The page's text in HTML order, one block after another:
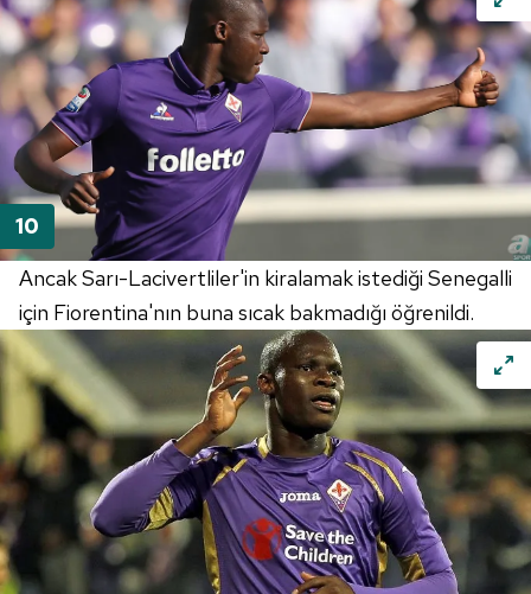
Ancak Sarı-Lacivertliler'in kiralamak istediği Senegalli
için Fiorentina'nın buna sıcak bakmadığı öğrenildi.